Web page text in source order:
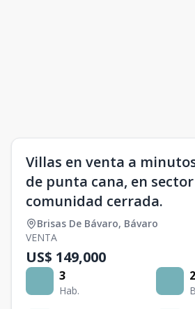
Villas en venta a
de punta cana, en
comunidad cerrada.
Brisas De Bávaro, Bávaro
VENTA
US$ 149,000
3
Hab.
2